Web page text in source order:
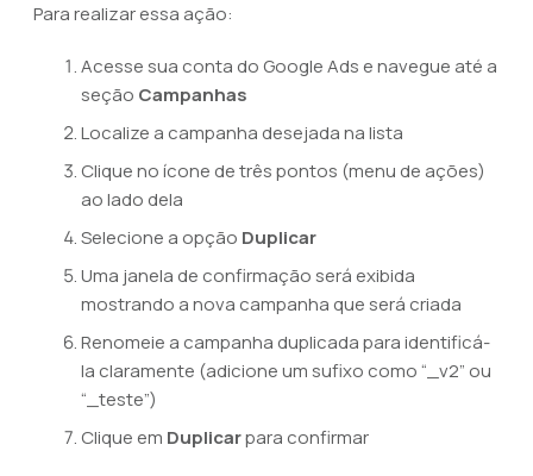
Para realizar essa ação:
Acesse sua conta do Google Ads e navegue até a
seção Campanhas
Localize a campanha desejada na lista
Clique no ícone de três pontos (menu de ações)
ao lado dela
Selecione a opção Duplicar
Uma janela de confirmação será exibida
mostrando a nova campanha que será criada
Renomeie a campanha duplicada para identificá-
la claramente (adicione um sufixo como “_v2” ou
“_teste”)
Clique em Duplicarpara confirmar